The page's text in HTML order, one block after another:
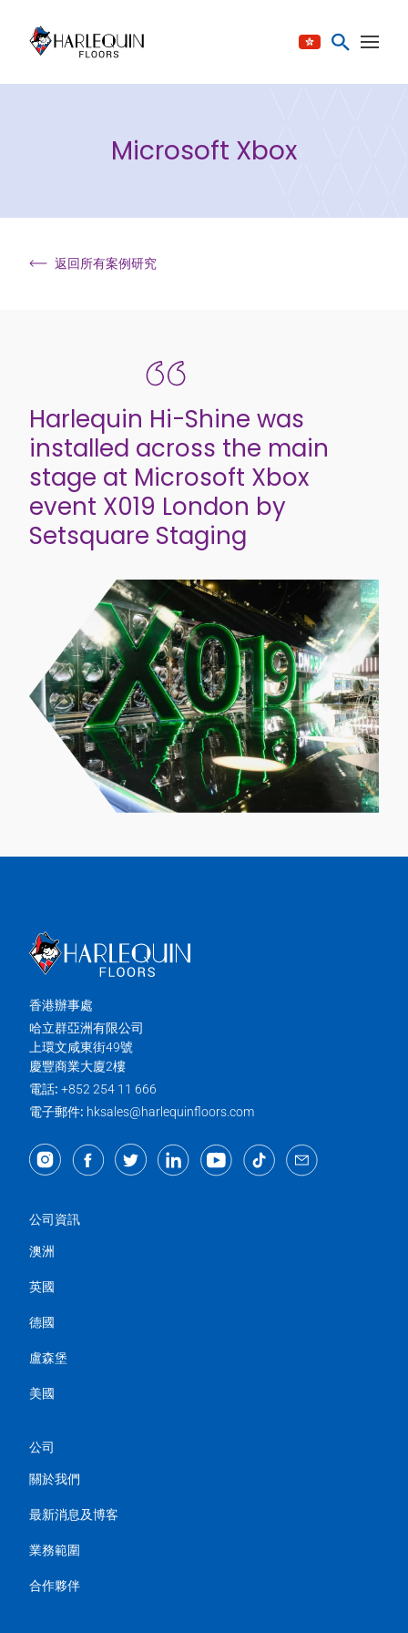
Microsoft Xbox
返回所有案例研究
Harlequin Hi-Shine was
installed across the main
stage at Microsoft Xbox
event X019 London by
Setsquare Staging
香港辦事處
哈立群亞洲有限公司
上環文咸東街49號
慶豐商業大廈2樓
電話: +852 254 11 666
電子郵件: hksales@harlequinfloors.com
公司資訊
澳洲
英國
德國
盧森堡
美國
公司
關於我們
最新消息及博客
業務範圍
合作夥伴